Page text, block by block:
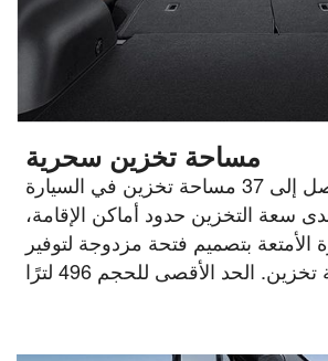
مساحة تخزين سحرية
يوجد ما يصل إلى 37 مساحة تخزين في السيارة
سعة التخزين حدود أماكن الإقامة،
الأمتعة بتصميم فتحة مزدوجة لتوفير